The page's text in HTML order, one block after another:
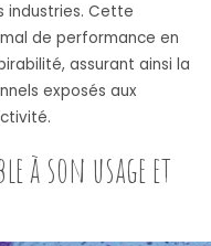
industries. Cette
de performance en
assurant ainsi la
exposés aux
à son usage et